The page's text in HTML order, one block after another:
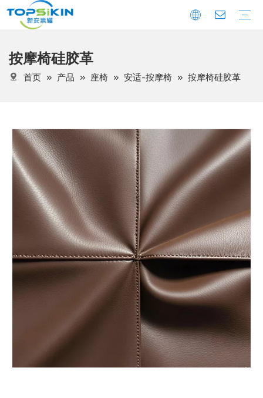
按摩椅硅胶革
首页 » 产品 » 座椅 » 安适-按摩椅 » 按摩椅硅胶革